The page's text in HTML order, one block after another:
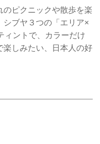
ピクニックや散歩を楽
シブヤ３つの「エリア×
ィントで、カラーだけ
楽しみたい、日本人の好